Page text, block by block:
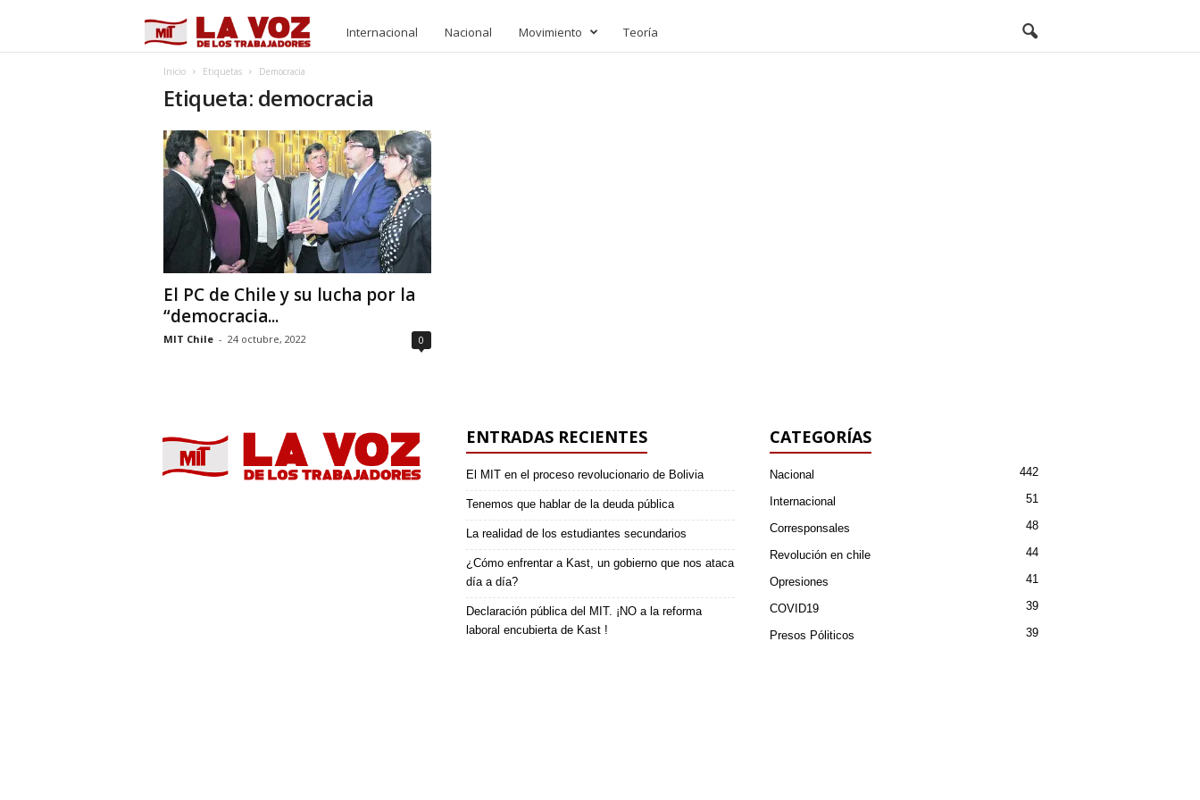
T
Internacional Nacional Movimiento Teoría
Inicio Etiquetas Democracia
Etiqueta: democracia
El PC de Chile y su lucha por la
“democracia...
MIT Chile - 24 octubre, 2022 0
ENTRADAS RECIENTES
El MIT en el proceso revolucionario de Bolivia
Tenemos que hablar de la deuda pública
La realidad de los estudiantes secundarios
¿Cómo enfrentar a Kast, un gobierno que nos ataca
día a día?
Declaración pública del MIT. ¡NO a la reforma
laboral encubierta de Kast !
CATEGORÍAS
Nacional 442
Internacional 51
Corresponsales 48
Revolución en chile 44
Opresiones 41
COVID19 39
Presos Póliticos 39